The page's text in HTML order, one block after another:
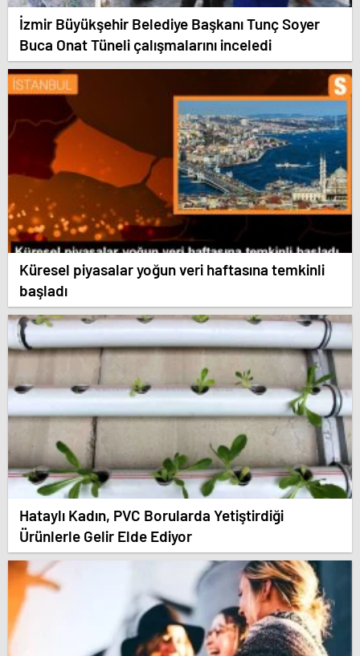
İzmir Büyükşehir Belediye Başkanı Tunç Soyer
Buca Onat Tüneli çalışmalarını inceledi
Küresel piyasalar yoğun veri haftasına temkinli
başladı
Hataylı Kadın, PVC Borularda Yetiştirdiği
Ürünlerle Gelir Elde Ediyor